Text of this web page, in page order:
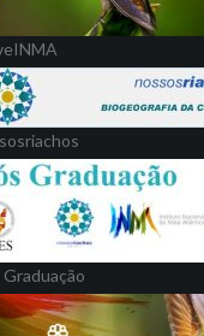
Graduação